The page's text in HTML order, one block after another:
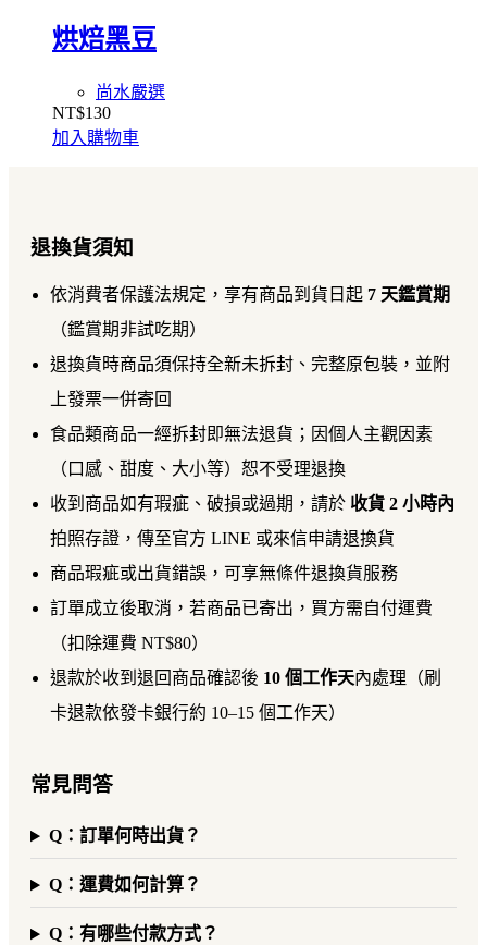
烘焙黑豆
尚水嚴選
NT$130
加入購物車
退換貨須知
依消費者保護法規定，享有商品到貨日起 7 天鑑賞期
（鑑賞期非試吃期）
退換貨時商品須保持全新未拆封、完整原包裝，並附
上發票一併寄回
食品類商品一經拆封即無法退貨；因個人主觀因素
（口感、甜度、大小等）恕不受理退換
收到商品如有瑕疵、破損或過期，請於 收貨 2 小時內
拍照存證，傳至官方 LINE 或來信申請退換貨
商品瑕疵或出貨錯誤，可享無條件退換貨服務
訂單成立後取消，若商品已寄出，買方需自付運費
（扣除運費 NT$80）
退款於收到退回商品確認後 10 個工作天內處理（刷
卡退款依發卡銀行約 10–15 個工作天）
常見問答
Q：訂單何時出貨？
Q：運費如何計算？
Q：有哪些付款方式？